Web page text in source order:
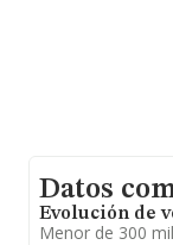
Datos
Evolución de
Menor de 300